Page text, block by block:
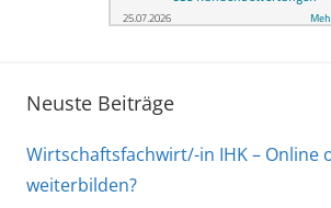
Neuste Beiträge
Wirtschaftsfachwirt/-in IHK – Online
weiterbilden?